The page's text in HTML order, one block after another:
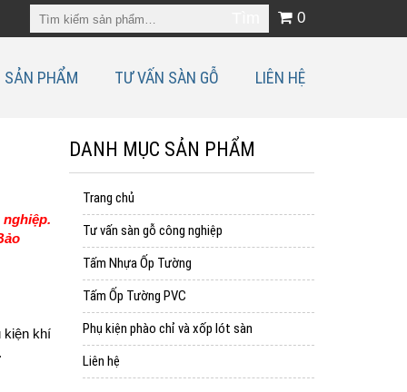
0
SẢN PHẨM TƯ VẤN SÀN GỖ LIÊN HỆ
kiện khí
DANH MỤC SẢN PHẨM
Trang chủ
Tư vấn sàn gỗ công nghiệp
Tấm Nhựa Ốp Tường
Tấm Ốp Tường PVC
Phụ kiện phào chỉ và xốp lót sàn
Liên hệ